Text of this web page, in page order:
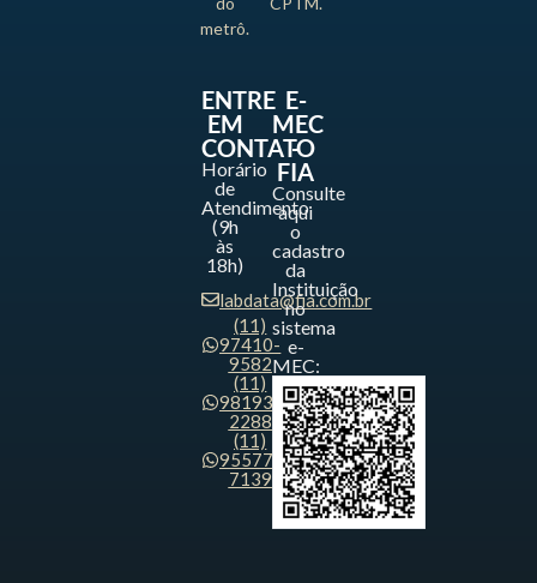
metrô.
ENTRE
EM
CONTATO
Horário
de
Atendimento
(9h
às
18h)
labdata@fia.com.br
(11)
97410-
9582
(11)
98193-
2288
(11)
95577-
7139
E-
MEC
-
FIA
Consulte
aqui
o
cadastro
da
Instituição
no
sistema
e-
MEC: